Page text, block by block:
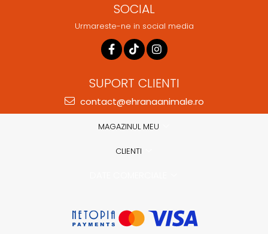
SOCIAL
Urmareste-ne in social media
SUPORT CLIENTI
contact@ehranaanimale.ro
MAGAZINUL MEU
CLIENTI